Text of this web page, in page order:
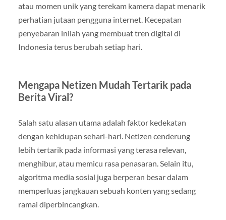
atau momen unik yang terekam kamera dapat menarik
perhatian jutaan pengguna internet. Kecepatan
penyebaran inilah yang membuat tren digital di
Indonesia terus berubah setiap hari.
Mengapa Netizen Mudah Tertarik pada
Berita Viral?
Salah satu alasan utama adalah faktor kedekatan
dengan kehidupan sehari-hari. Netizen cenderung
lebih tertarik pada informasi yang terasa relevan,
menghibur, atau memicu rasa penasaran. Selain itu,
algoritma media sosial juga berperan besar dalam
memperluas jangkauan sebuah konten yang sedang
ramai diperbincangkan.